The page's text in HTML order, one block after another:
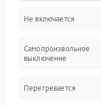
Не включается
Самопроизвольное
выключение
Перегревается